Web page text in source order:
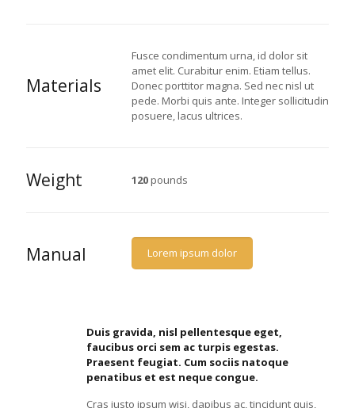
Materials
Fusce condimentum urna, id dolor sit
amet elit. Curabitur enim. Etiam tellus.
Donec porttitor magna. Sed nec nisl ut
pede. Morbi quis ante. Integer sollicitudin
posuere, lacus ultrices.
Weight 120 pounds
Manual Lorem ipsum dolor
Duis gravida, nisl pellentesque eget,
faucibus orci sem ac turpis egestas.
Praesent feugiat. Cum sociis natoque
penatibus et est neque congue.
Cras justo ipsum wisi, dapibus ac, tincidunt quis,